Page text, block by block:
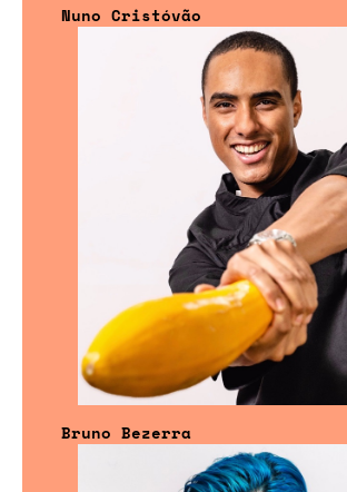
Nuno Cristóvão
Bruno Bezerra